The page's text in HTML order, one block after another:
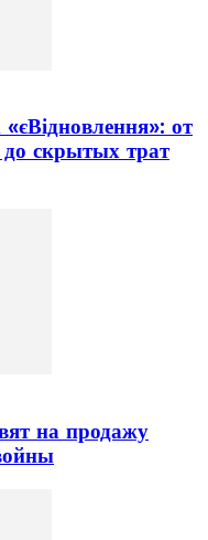
от
скрытых трат
на продажу